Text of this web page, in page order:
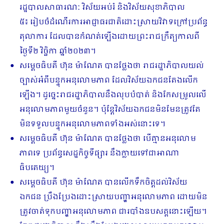
រដ្ឋបាលសាធារណៈ វិស័យអប់រំ និងវិស័យសុខាភិបាល
៥៖ រៀបចំដំណើរការអាជ្ញាធរជាតិដោះស្រាយវិវាទក្រៅប្រព័ន្ធ
តុលាការ ដែលបានកំណត់ឡើងដោយព្រះរាជក្រឹត្យកាលពី
ថ្ងៃទី២ វិច្ឆិកា ឆ្នាំ២០២៣។
សម្តេចធិបតី ហ៊ុន ម៉ាណែត បានថ្លែងថា រាជរដ្ឋាភិបាលយល់
ច្បាស់អំពីបន្ទុកអនុលោមភាព ដែលវិស័យឯកជនតែងលើក
ឡើង។ ដូច្នេះរាជរដ្ឋាភិបាលនឹងលុបបំបាត់ និងកែសម្រួលលើ
អនុលោមភាពមួយចំនួន។ ប៉ុន្តែវិស័យឯកជនមិនមែនត្រូវតែ
មិនទទួលបន្ទុកអនុលោមភាពទាំងអស់នោះទេ។
សម្តេចធិបតី ហ៊ុន ម៉ាណែត បានថ្លែងថា បើគ្មានអនុលោម
ភាពទេ ប្រព័ន្ធសេដ្ឋកិច្ចទីផ្សារ នឹងក្លាយទៅជាអាណា
ធិបតេយ្យ។
សម្តេចធិបតី ហ៊ុន ម៉ាណែត បានលើកទឹកចិត្តដល់វិស័យ
ឯកជន ប្រឹងប្រែងដោះស្រាយបញ្ហាអនុលោមភាព ដោយមិន
ត្រូវចាត់ទុកបញ្ហាអនុលោមភាព ជារបាំងឧបសគ្គនោះឡើយ។